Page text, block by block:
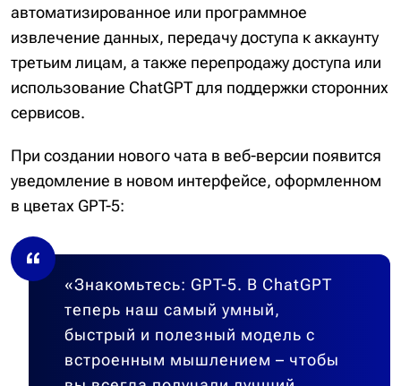
автоматизированное или программное
извлечение данных, передачу доступа к аккаунту
третьим лицам, а также перепродажу доступа или
использование ChatGPT для поддержки сторонних
сервисов.
При создании нового чата в веб-версии появится
уведомление в новом интерфейсе, оформленном
в цветах GPT-5:
«Знакомьтесь: GPT-5. В ChatGPT
теперь наш самый умный,
быстрый и полезный модель с
встроенным мышлением – чтобы